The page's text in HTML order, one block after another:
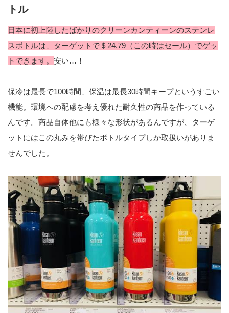
トル
日本に初上陸したばかりのクリーンカンティーンのステンレ
スボトルは、ターゲットで＄24.79（この時はセール）でゲッ
トできます。 安い…！
保冷は最長で100時間、保温は最長30時間キープというすごい
機能。環境への配慮を考え優れた耐久性の商品を作っている
んです。商品自体他にも様々な形状があるんですが、ターゲ
ットにはこの丸みを帯びたボトルタイプしか取扱いがありま
せんでした。